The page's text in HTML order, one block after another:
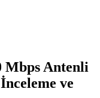
Mbps Antenli
ve